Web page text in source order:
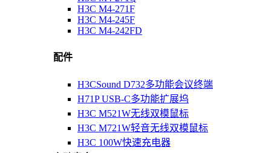
H3C M4-271F
H3C M4-245F
H3C M4-242FD
配件
H3CSound D732多功能会议终端
H71P USB-C多功能扩展坞
H3C M521W无线双模鼠标
H3C M721W轻音无线双模鼠标
H3C 100W快速充电器